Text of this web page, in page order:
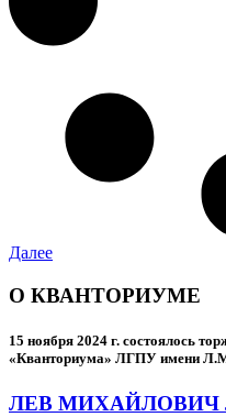
Далее
О КВАНТОРИУМЕ
15 ноября 2024 г. состоялось
«Кванториума» ЛГПУ имени
ЛЕВ МИХАЙЛОВИЧ